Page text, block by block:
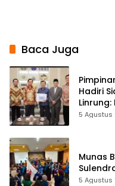
Baca Juga
Hadiri
5 Agustus
Munas
5 Agustus